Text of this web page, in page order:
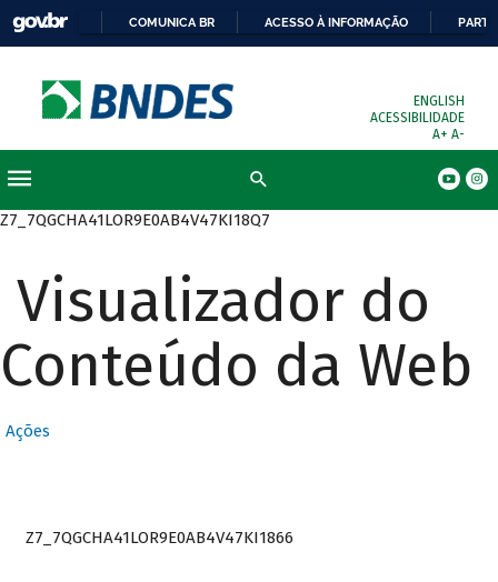
COMUNICA BR ACESSO À INFORMAÇÃO
ENGLISH
ACESSIBILIDADE
A+ A-
Z7_7QGCHA41LOR9E0AB4V47KI18Q7
Visualizador do
Conteúdo da Web
Ações
Z7_7QGCHA41LOR9E0AB4V47KI1866